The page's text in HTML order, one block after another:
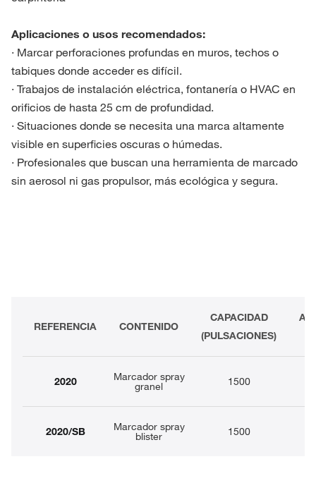
Aplicaciones o usos recomendados:
· Marcar perforaciones profundas en muros, techos o
tabiques donde acceder es difícil.
· Trabajos de instalación eléctrica, fontanería o HVAC en
orificios de hasta 25 cm de profundidad.
· Situaciones donde se necesita una marca altamente
visible en superficies oscuras o húmedas.
· Profesionales que buscan una herramienta de marcado
sin aerosol ni gas propulsor, más ecológica y segura.
REFERENCIA CONTENIDO
CAPACIDAD
(PULSACIONES)
2020 Marcador spray
granel 1500
2020/SB Marcador spray
blister 1500